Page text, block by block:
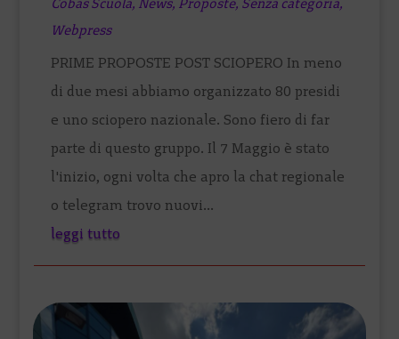
Cobas Scuola, News, Proposte, Senza categoria,
Webpress
PRIME PROPOSTE POST SCIOPERO In meno
di due mesi abbiamo organizzato 80 presidi
e uno sciopero nazionale. Sono fiero di far
parte di questo gruppo. Il 7 Maggio è stato
l'inizio, ogni volta che apro la chat regionale
o telegram trovo nuovi...
leggi tutto